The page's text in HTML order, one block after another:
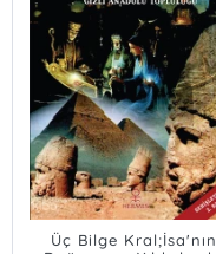
Üç Bilge Kral;İsa'nın